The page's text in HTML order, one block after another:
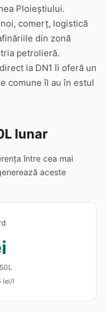
Ploieștiului.
comerț, logistică
din zonă
petrolieră.
la DN1 îi oferă un
comune îl au în estul
lunar
între cea mai
aceste
lei/l